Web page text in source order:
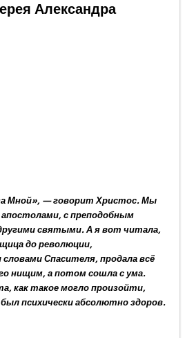
Александра
Мной», — говорит Христос. Мы
с преподобным
святыми. А я вот читала,
до революции,
Спасителя, продала всё
нищим, а потом сошла с ума.
как такое могло произойти,
психически абсолютно здоров.